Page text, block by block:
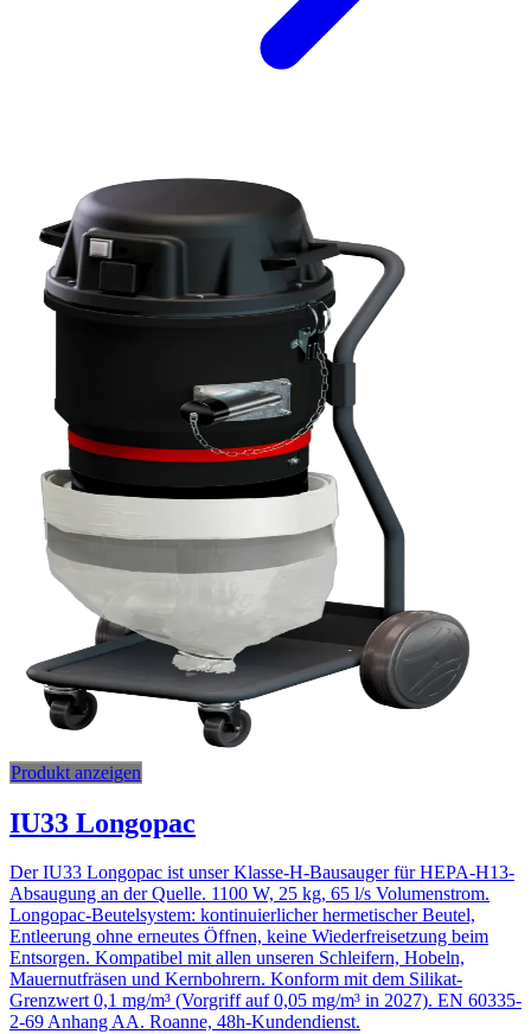
Produkt anzeigen
IU33 Longopac
Der IU33 Longopac ist unser Klasse-H-Bausauger für HEPA-H13-
Absaugung an der Quelle. 1100 W, 25 kg, 65 l/s Volumenstrom.
Longopac-Beutelsystem: kontinuierlicher hermetischer Beutel,
Entleerung ohne erneutes Öffnen, keine Wiederfreisetzung beim
Entsorgen. Kompatibel mit allen unseren Schleifern, Hobeln,
Mauernutfräsen und Kernbohrern. Konform mit dem Silikat-
Grenzwert 0,1 mg/m³ (Vorgriff auf 0,05 mg/m³ in 2027). EN 60335-
2-69 Anhang AA. Roanne, 48h-Kundendienst.